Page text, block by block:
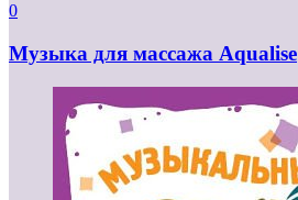
0
Музыка для массажа Aqualise